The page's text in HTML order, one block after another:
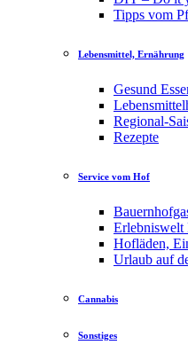
Tipps vom
Lebensmittel, Ernährung
Gesund
Regional-
Rezepte
Service vom Hof
Erlebniswelt
Hofläden,
Urlaub auf
Cannabis
Sonstiges